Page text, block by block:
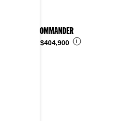
2024 COMMANDER
$404,900 i